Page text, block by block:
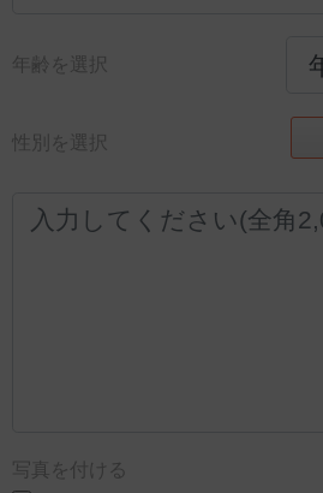
年齢を選択
性別を選択
写真を付ける